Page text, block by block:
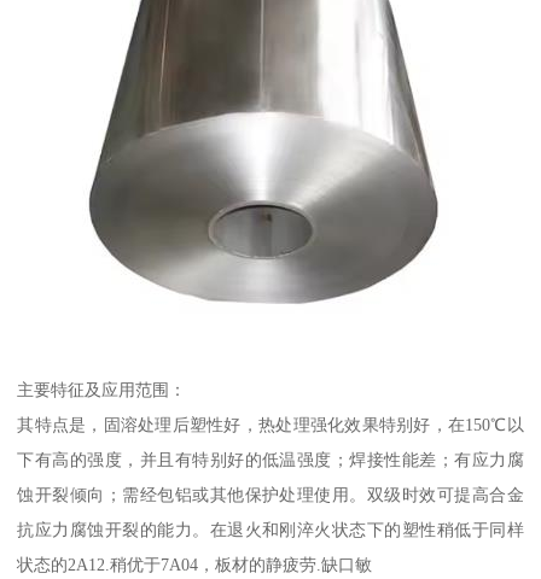
主要特征及应用范围：
其特点是，固溶处理后塑性好，热处理强化效果特别好，在150℃以
下有高的强度，并且有特别好的低温强度；焊接性能差；有应力腐
蚀开裂倾向；需经包铝或其他保护处理使用。双级时效可提高合金
抗应力腐蚀开裂的能力。在退火和刚淬火状态下的塑性稍低于同样
状态的2A12.稍优于7A04，板材的静疲劳.缺口敏